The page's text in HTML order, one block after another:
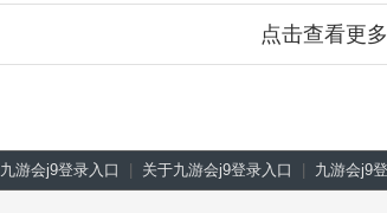
点击查看更多
九游会j9登录入口 关于九游会j9登录入口 九游会j9